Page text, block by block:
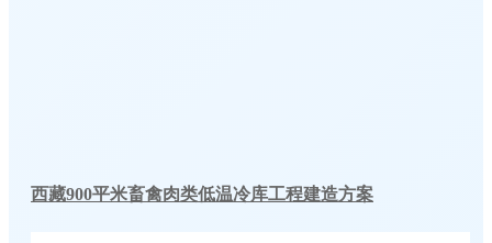
西藏900平米畜禽肉类低温冷库工程建造方案